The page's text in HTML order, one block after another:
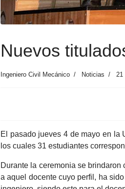
Nuevos
Ingeniero Civil Mecánico Noticias 21
El pasado jueves 4 de mayo en la
los cuales 31 estudiantes
Durante la ceremonia se
a aquel docente cuyo perfil, ha